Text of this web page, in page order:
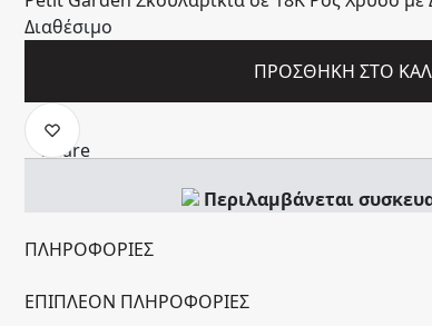
Διαθέσιμο
ΠΡΟΣΘΉΚΗ ΣΤΟ
Περιλαμβάνεται
ΠΛΗΡΟΦΟΡΊΕΣ
ΕΠΙΠΛΈΟΝ ΠΛΗΡΟΦΟΡΊΕΣ